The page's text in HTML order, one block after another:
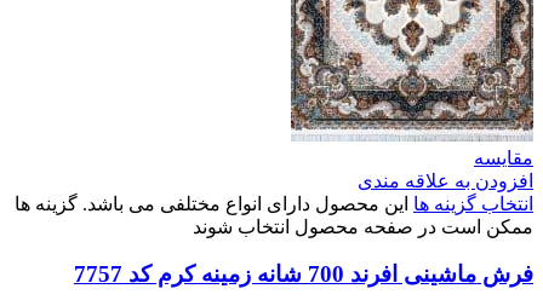
مقایسه
افزودن به علاقه مندی
انتخاب گزینه ها این محصول دارای انواع مختلفی می باشد. گزینه ها
ممکن است در صفحه محصول انتخاب شوند
فرش ماشینی افرند 700 شانه زمینه کرم کد 7757